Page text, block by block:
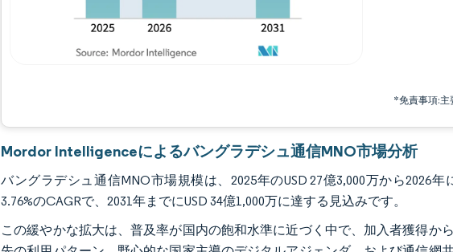
*免責事項:主
Mordor Intelligenceによるバングラデシュ通信MNO市場分析
バングラデシュ通信MNO市場規模は、2025年のUSD 27億3,000万から2026年
3.76%のCAGRで、2031年までにUSD 34億1,000万に達する見込みです。
この緩やかな拡大は、普及率が国内の飽和水準に近づく中で、加入者獲得か